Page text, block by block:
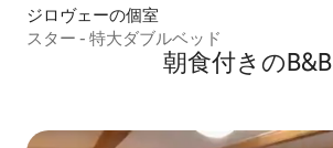
ジロヴェーの個室
スター - 特大ダブルベッド
朝食付きのB&B